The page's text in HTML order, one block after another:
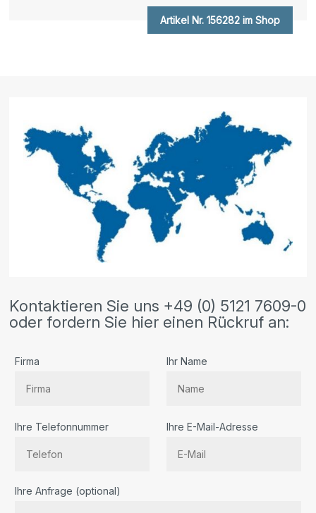
Artikel Nr. 156282 im Shop
Kontaktieren Sie uns +49 (0) 5121 7609-0
oder fordern Sie hier einen Rückruf an:
Firma Ihr Name
Ihre Telefonnummer Ihre E-Mail-Adresse
Ihre Anfrage (optional)